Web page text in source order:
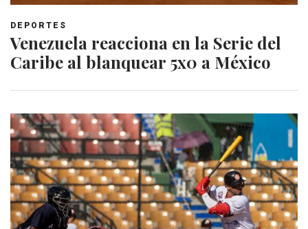
DEPORTES
Venezuela reacciona en la Serie del
Caribe al blanquear 5x0 a México